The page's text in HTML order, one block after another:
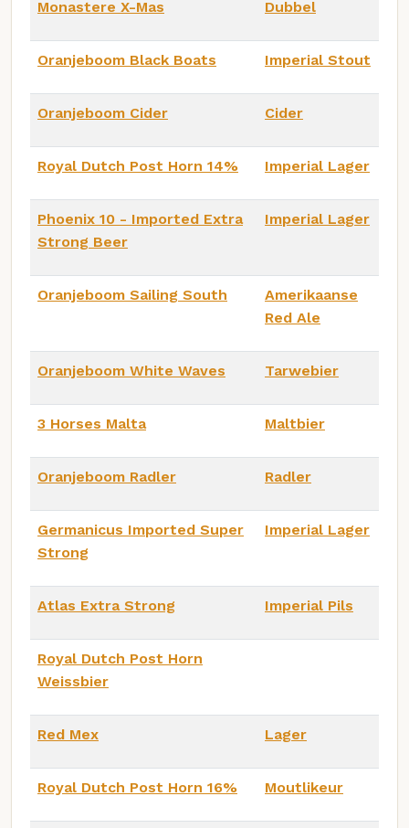
Monastere X-Mas Dubbel
Oranjeboom Black Boats Imperial Stout
Oranjeboom Cider Cider
Royal Dutch Post Horn 14% Imperial Lager
Phoenix 10 - Imported Extra
Strong Beer
Imperial Lager
Oranjeboom Sailing South
Amerikaanse
Red Ale
Oranjeboom White Waves Tarwebier
3 Horses Malta Maltbier
Oranjeboom Radler Radler
Germanicus Imported Super
Strong
Imperial Lager
Atlas Extra Strong Imperial Pils
Royal Dutch Post Horn
Weissbier
Red Mex Lager
Royal Dutch Post Horn 16% Moutlikeur